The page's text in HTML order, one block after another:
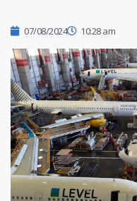
07/08/2024 10:28 am